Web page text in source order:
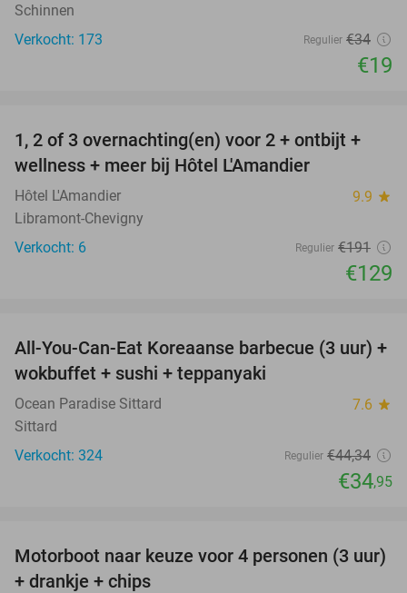
Schinnen
Verkocht: 173
Regulier €34
€19
32%
TODAY
1, 2 of 3 overnachting(en) voor 2 + ontbijt +
wellness + meer bij Hôtel L'Amandier
Hôtel L'Amandier 9.9 star
Libramont-Chevigny
Verkocht: 6
Regulier €191
€129
21%
All-You-Can-Eat Koreaanse barbecue (3 uur) +
wokbuffet + sushi + teppanyaki
Ocean Paradise Sittard 7.6 star
Sittard
Verkocht: 324
Regulier €44,34
€34,95
31%
Motorboot naar keuze voor 4 personen (3 uur)
+ drankje + chips